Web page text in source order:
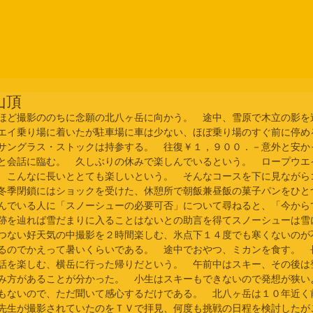
頂
ど撮影ののちに念願の北八ヶ岳に向かう。　途中、雪原で木立の影
イ乗り場に着いたが駐車場に車は少ない、ほぼ乗り場のすぐ前に停
ングラス・ストックは持参する。　往復￥１，９００．－意外と安
会話に臨む。　久しぶりの休みで楽しんでいるという。　ロープウ
こんなに長いととても楽しいという。　そんなコースを下に見なが
季閉鎖にはショックを受けた、休憩所で朝飯兼昼飯の菓子パンをひ
でいる人に「スノーシューの必要可否」について尋ねると、「今か
を辿れば雪だまりに入ることはないとの助言を得てスノーシューは
ない好天気の中撮影を２時間楽しむ、氷点下１４度でも寒くないの
のでかえって暑いくらいである。　途中でおやつ、ミカンを食す。
を楽しむ、横岳に行った帰りだという。　午前中はスキー、その後
方があることが分かった。　小生はスキーもできないので発想が狭
ないので、ただ聞いて感心するだけである。　北八ヶ岳は１０年近
生が撮影されていたのをＴＶで拝見、何度も挑戦の日程を検討した